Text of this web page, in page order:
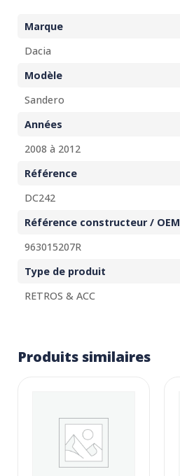
Marque
Dacia
Modèle
Sandero
Années
2008 à 2012
Référence
DC242
Référence constructeur / OEM
963015207R
Type de produit
RETROS & ACC
Produits similaires